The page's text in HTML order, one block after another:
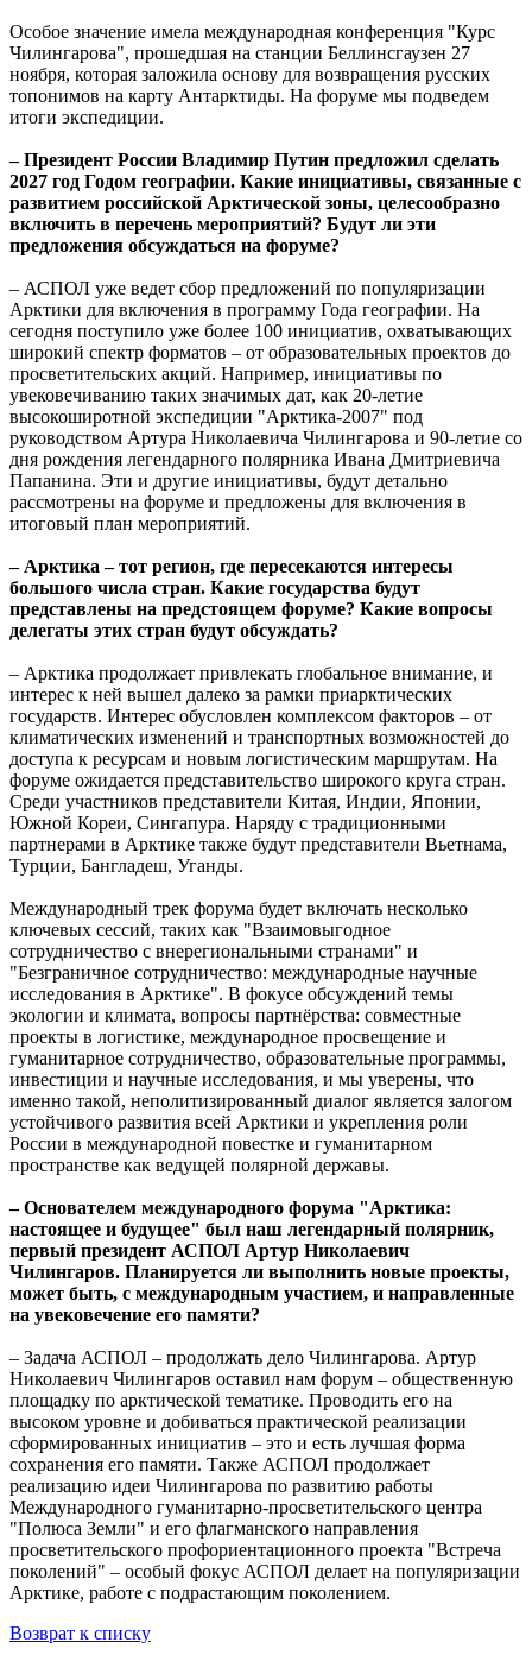
Особое значение имела международная конференция "Курс
Чилингарова", прошедшая на станции Беллинсгаузен 27
ноября, которая заложила основу для возвращения русских
топонимов на карту Антарктиды. На форуме мы подведем
итоги экспедиции.
– Президент России Владимир Путин предложил сделать
2027 год Годом географии. Какие инициативы, связанные с
развитием российской Арктической зоны, целесообразно
включить в перечень мероприятий? Будут ли эти
предложения обсуждаться на форуме?
– АСПОЛ уже ведет сбор предложений по популяризации
Арктики для включения в программу Года географии. На
сегодня поступило уже более 100 инициатив, охватывающих
широкий спектр форматов – от образовательных проектов до
просветительских акций. Например, инициативы по
увековечиванию таких значимых дат, как 20-летие
высокоширотной экспедиции "Арктика-2007" под
руководством Артура Николаевича Чилингарова и 90-летие со
дня рождения легендарного полярника Ивана Дмитриевича
Папанина. Эти и другие инициативы, будут детально
рассмотрены на форуме и предложены для включения в
итоговый план мероприятий.
– Арктика – тот регион, где пересекаются интересы
большого числа стран. Какие государства будут
представлены на предстоящем форуме? Какие вопросы
делегаты этих стран будут обсуждать?
– Арктика продолжает привлекать глобальное внимание, и
интерес к ней вышел далеко за рамки приарктических
государств. Интерес обусловлен комплексом факторов – от
климатических изменений и транспортных возможностей до
доступа к ресурсам и новым логистическим маршрутам. На
форуме ожидается представительство широкого круга стран.
Среди участников представители Китая, Индии, Японии,
Южной Кореи, Сингапура. Наряду с традиционными
партнерами в Арктике также будут представители Вьетнама,
Турции, Бангладеш, Уганды.
Международный трек форума будет включать несколько
ключевых сессий, таких как "Взаимовыгодное
сотрудничество с внерегиональными странами" и
"Безграничное сотрудничество: международные научные
исследования в Арктике". В фокусе обсуждений темы
экологии и климата, вопросы партнёрства: совместные
проекты в логистике, международное просвещение и
гуманитарное сотрудничество, образовательные программы,
инвестиции и научные исследования, и мы уверены, что
именно такой, неполитизированный диалог является залогом
устойчивого развития всей Арктики и укрепления роли
России в международной повестке и гуманитарном
пространстве как ведущей полярной державы.
– Основателем международного форума "Арктика:
настоящее и будущее" был наш легендарный полярник,
первый президент АСПОЛ Артур Николаевич
Чилингаров. Планируется ли выполнить новые проекты,
может быть, с международным участием, и направленные
на увековечение его памяти?
– Задача АСПОЛ – продолжать дело Чилингарова. Артур
Николаевич Чилингаров оставил нам форум – общественную
площадку по арктической тематике. Проводить его на
высоком уровне и добиваться практической реализации
сформированных инициатив – это и есть лучшая форма
сохранения его памяти. Также АСПОЛ продолжает
реализацию идеи Чилингарова по развитию работы
Международного гуманитарно-просветительского центра
"Полюса Земли" и его флагманского направления
просветительского профориентационного проекта "Встреча
поколений" – особый фокус АСПОЛ делает на популяризации
Арктике, работе с подрастающим поколением.
Возврат к списку